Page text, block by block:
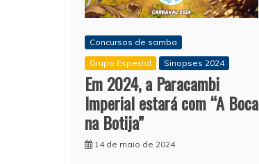
Concursos de samba
Grupo Especial
Sinopses 2024
Em 2024, a Paracambi
Imperial estará com “A Boca
na Botija”
14 de maio de 2024